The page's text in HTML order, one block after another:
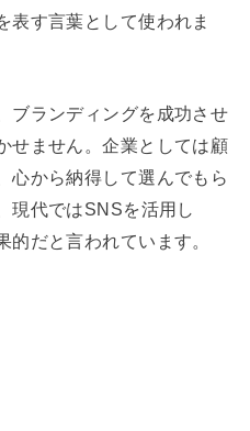
表す言葉として使われま
ブランディングを成功させ
せません。企業としては顧
心から納得して選んでもら
現代ではSNSを活用し
的だと言われています。